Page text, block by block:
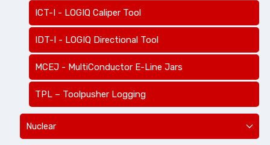
ICT-I - LOGIQ Caliper Tool
IDT-I - LOGIQ Directional Tool
MCEJ - MultiConductor E-Line Jars
TPL – Toolpusher Logging
Nuclear